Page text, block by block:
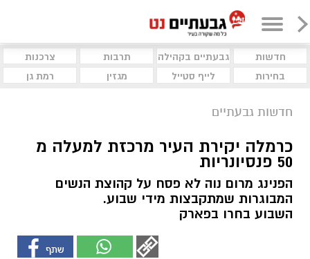
חדשות גבעתיים בקהילה תרבות
צרכנות
בחירות
לייף סטייל מגזין רמת גן
חדשות גבעתיים
כרמלה יקירת העיר מרכזת למעלה מ
50 פנסיונריות
הפנינג מרום נוה לא פסח על קהוצת הנשים
המבוגרות שמתקבצות מידי שבוע.
השבוע בחרו בפארק